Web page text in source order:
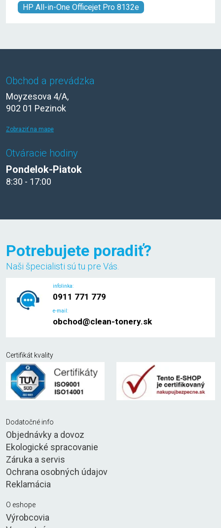
HP All-in-One Officejet Pro 8132e
Obchod a prevádzka
Moyzesova 4/A,
902 01 Pezinok
Zobraziť na mape
Otváracie hodiny
Pondelok-Piatok
8:30 - 17:00
Potrebujete poradiť?
Naši špecialisti sú tu pre Vás.
infolinka:
0911 771 779
e-mail:
obchod@clean-tonery.sk
Certifikát kvality
Dodatočné info
Objednávky a dovoz
Ekologické spracovanie
Záruka a servis
Ochrana osobných údajov
Reklamácia
O eshope
Výrobcovia